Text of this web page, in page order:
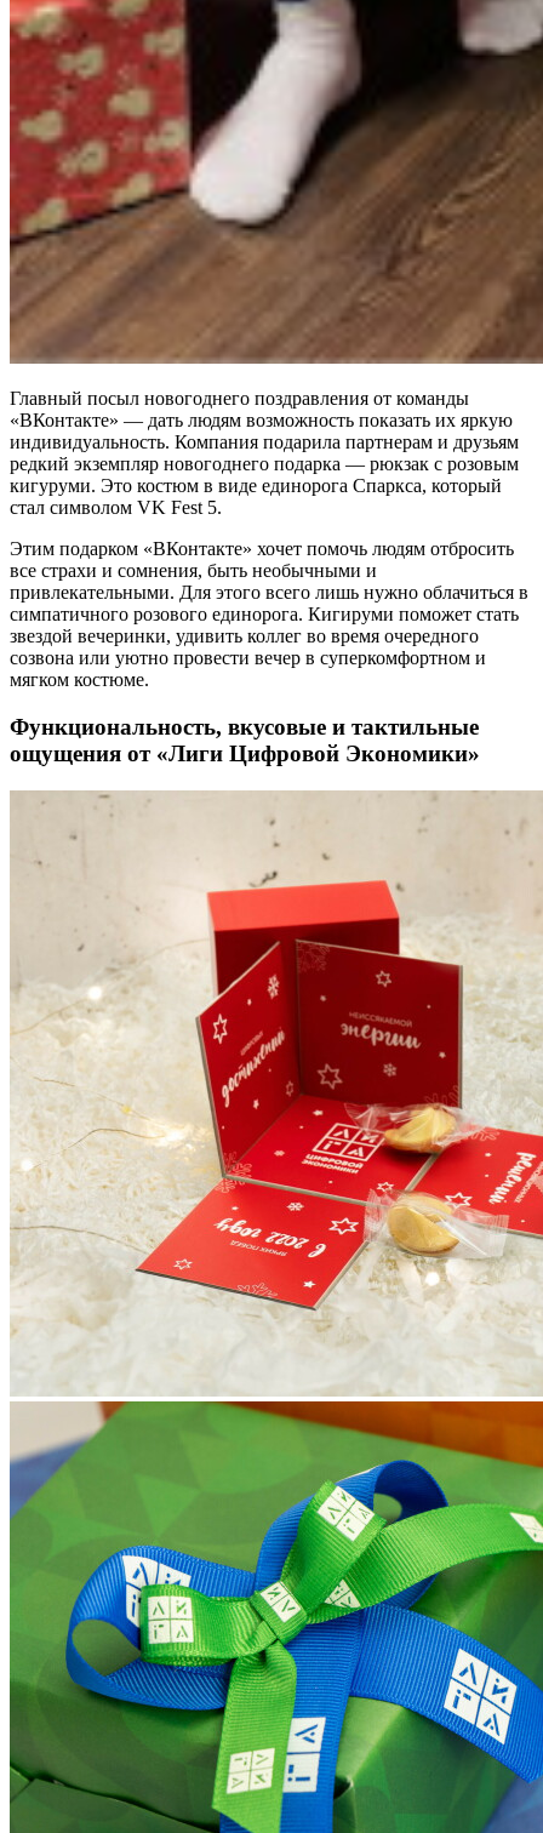
Главный посыл новогоднего поздравления от команды
«ВКонтакте» — дать людям возможность показать их яркую
индивидуальность. Компания подарила партнерам и друзьям
редкий экземпляр новогоднего подарка — рюкзак с розовым
кигуруми. Это костюм в виде единорога Спаркса, который
стал символом VK Fest 5.
Этим подарком «ВКонтакте» хочет помочь людям отбросить
все страхи и сомнения, быть необычными и
привлекательными. Для этого всего лишь нужно облачиться в
симпатичного розового единорога. Кигируми поможет стать
звездой вечеринки, удивить коллег во время очередного
созвона или уютно провести вечер в суперкомфортном и
мягком костюме.
Функциональность, вкусовые и тактильные
ощущения от «Лиги Цифровой Экономики»